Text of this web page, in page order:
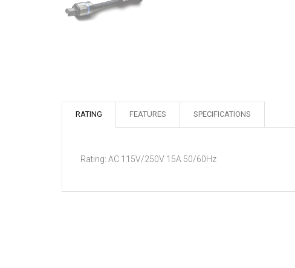
RATING FEATURES SPECIFICATIONS
Rating: AC 115V/250V 15A 50/60Hz